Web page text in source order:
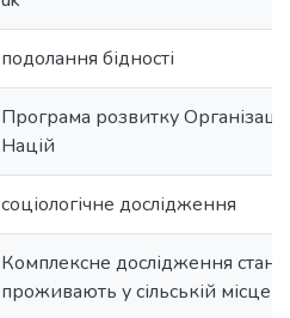
подолання бідності
Програма розвитку
Націй
соціологічне дослідження
Комплексне дослідження
проживають у сільській